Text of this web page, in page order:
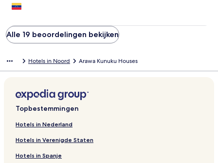
Alle 19 beoordelingen bekijken
Hotels in Noord Arawa Kunuku Houses
Topbestemmingen
Hotels in Nederland
Hotels in Verenigde Staten
Hotels in Spanje